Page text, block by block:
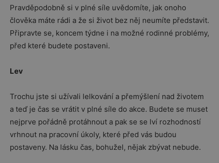
Pravděpodobně si v plné síle uvědomíte, jak onoho
člověka máte rádi a že si život bez něj neumíte představit.
Připravte se, koncem týdne i na možné rodinné problémy,
před které budete postaveni.
Lev
Trochu jste si užívali lelkování a přemýšlení nad životem
a teď je čas se vrátit v plné síle do akce. Budete se muset
nejprve pořádně protáhnout a pak se se lví rozhodností
vrhnout na pracovní úkoly, které před vás budou
postaveny. Na lásku čas, bohužel, nějak zbývat nebude.